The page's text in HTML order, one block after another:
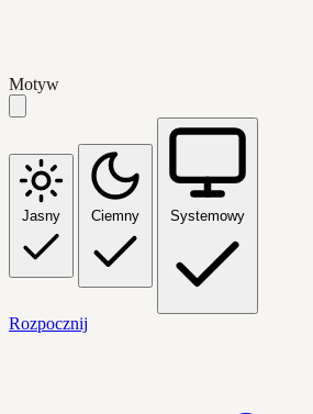
Motyw
Jasny Ciemny Systemowy
Rozpocznij